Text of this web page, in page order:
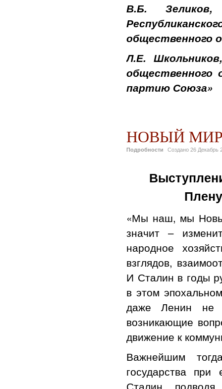
В.Б.
общественного
Л.Е.
общественного
партию Союза»
НОВЫЙ
Подробности Создано 26 Декабрь
«Мы наш, мы
значит –
народное
взглядов,
И Сталин в годы
в этом
даже Ленин не
возникающие
движение к
Важнейшим
государства
Сталин,